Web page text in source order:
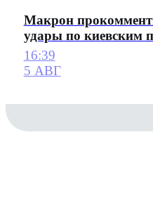
Макрон
удары по киевским
16:39
5 АВГ